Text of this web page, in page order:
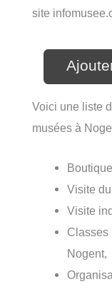
site
Voici une liste
musées à
Visite
Visite
Classes
Nogent,